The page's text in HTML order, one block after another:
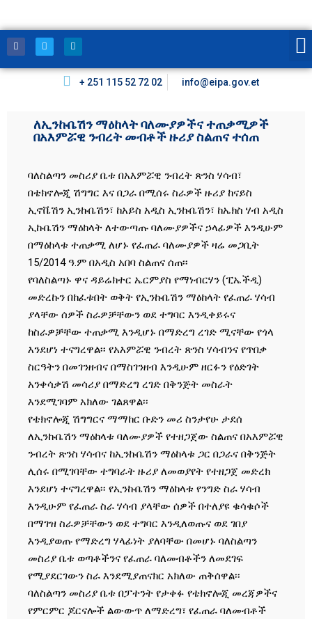
+ 251 115 52 72 02 info@eipa.gov.et
ለኢንኩቤሽን ማዕከላት ባለሙያዎችና ተጠቃሚዎች
በአእምሯዊ ንብረት መብቶች ዙሪያ ስልጠና ተሰጠ
ባለስልጣን መስሪያ ቤቱ በአእምሯዊ ንብረት ጽንስ ሃሳብ፣
በቴክኖሎጂ ሽግግር እና በጋራ በሚሰሩ ስራዎች ዙሪያ ከናይስ
ኢኖቬሽን ኢንኩቤሽን፣ ከአይስ አዲስ ኢንኩቤሽን፣ ከኤክስ ሃብ አዲስ
ኢኩቤሽን ማዕከላት ለተውጣጡ ባለሙያዎችና ኃላፊዎች እንዲሁም
በማዕከላቱ ተጠቃሚ ለሆኑ የፈጠራ ባለሙያዎች ዛሬ መጋቢት
15/2014 ዓ.ም በአዲስ አበባ ስልጠና ሰጠ፡፡
የባለስልጣኑ ዋና ዳይሬክተር ኤርምያስ የማነብርሃን (ፒኤችዲ)
መድረኩን በከፈቱበት ወቅት የኢንኩቤሽን ማዕከላት የፈጠራ ሃሳብ
ያላቸው ሰዎች ስራዎቻቸውን ወደ ተግባር እንዲቀይሩና
ከስራዎቻቸው ተጠቃሚ እንዲሆኑ በማድረግ ረገድ ሚናቸው የጎላ
እንደሆነ ተናግረዋል፡፡ የአእምሯዊ ንብረት ጽንስ ሃሳብንና የጥበቃ
ስርዓትን በመገንዘብና በማስገንዘብ እንዲሁም ዘርፉን የዕድገት
አንቀሳቃሽ መሳሪያ በማድረግ ረገድ በቅንጅት መስራት
እንደሚገባም አክለው ገልጸዋል፡፡
የቴክኖሎጂ ሽግግርና ማማከር ቡድን መሪ ስንታየሁ ታደሰ
ለኢንኩቤሽን ማዕከላቱ ባለሙያዎች የተዘጋጀው ስልጠና በአእምሯዊ
ንብረት ጽንስ ሃሳብና ከኢንኩቤሽን ማዕከላቱ ጋር በጋራና በቅንጅት
ሊሰሩ በሚገባቸው ተግባራት ዙሪያ ለመወያየት የተዘጋጀ መድረክ
እንደሆነ ተናግረዋል፡፡ የኢንኩቤሽን ማዕከላቱ የንግድ ስራ ሃሳብ
እንዲሁም የፈጠራ ስራ ሃሳብ ያላቸው ሰዎች በተለያዩ ቁሳቁሶች
በማገዝ ስራዎቻቸውን ወደ ተግባር እንዲለወጡና ወደ ገበያ
እንዲያወጡ የማድረግ ሃላፊነት ያለባቸው በመሆኑ ባለስልጣን
መስሪያ ቤቱ ወጣቶችንና የፈጠራ ባለመብቶችን ለመደገፍ
የሚያደርገውን ስራ እንደሚያጠናክር አክለው ጠቅሰዋል፡፡
ባለስልጣን መስሪያ ቤቱ በፓተንት የታቀፉ የቴክኖሎጂ መረጃዎችና
የምርምር ጆርናሎች ልውውጥ ለማድረግ፣ የፈጠራ ባለመብቶች